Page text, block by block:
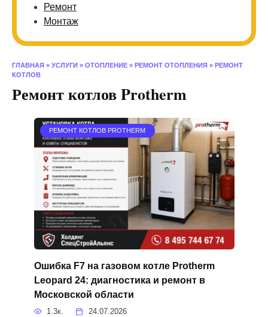
Ремонт
Монтаж
ГЛАВНАЯ » УСЛУГИ » ОТОПЛЕНИЕ » РЕМОНТ ОТОПЛЕНИЯ » РЕМОНТ
КОТЛОВ
Ремонт котлов Protherm
РЕМОНТ КОТЛОВ PROTHERM
Ошибка F7 на газовом котле Protherm
Leopard 24: диагностика и ремонт в
Московской области
1.3к. 24.07.2026